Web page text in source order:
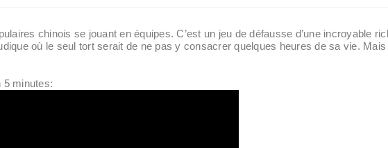
chinois se jouant en équipes. C’est un jeu de défausse d’une incroyable
où le seul tort serait de ne pas y consacrer quelques heures de sa vie.
5 minutes: